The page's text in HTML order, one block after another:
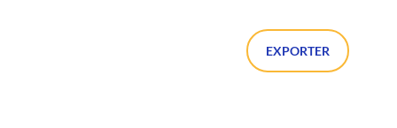
EXPORTER